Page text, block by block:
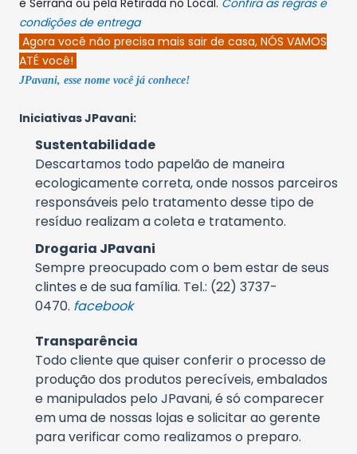
e Serrana ou pela Retirada no Local. Confira as regras e
condições de entrega
Agora você não precisa mais sair de casa, NÓS VAMOS
ATÉ você!
JPavani, esse nome você já conhece!
Iniciativas JPavani:
Sustentabilidade
Descartamos todo papelão de maneira
ecologicamente correta, onde nossos parceiros
responsáveis pelo tratamento desse tipo de
resíduo realizam a coleta e tratamento.
Drogaria JPavani
Sempre preocupado com o bem estar de seus
clintes e de sua família. Tel.: (22) 3737-
0470. facebook
Transparência
Todo cliente que quiser conferir o processo de
produção dos produtos perecíveis, embalados
e manipulados pelo JPavani, é só comparecer
em uma de nossas lojas e solicitar ao gerente
para verificar como realizamos o preparo.